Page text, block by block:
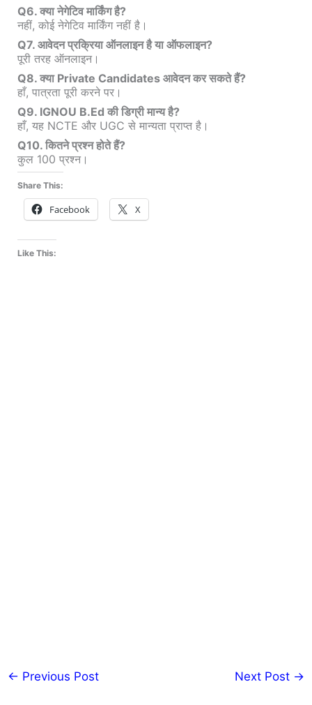
Q6. क्या नेगेटिव मार्किंग है?
नहीं, कोई नेगेटिव मार्किंग नहीं है।
Q7. आवेदन प्रक्रिया ऑनलाइन है या ऑफलाइन?
पूरी तरह ऑनलाइन।
Q8. क्या Private Candidates आवेदन कर सकते हैं?
हाँ, पात्रता पूरी करने पर।
Q9. IGNOU B.Ed की डिग्री मान्य है?
हाँ, यह NCTE और UGC से मान्यता प्राप्त है।
Q10. कितने प्रश्न होते हैं?
कुल 100 प्रश्न।
Share This:
Facebook X
Like This:
← Previous Post Next Post →